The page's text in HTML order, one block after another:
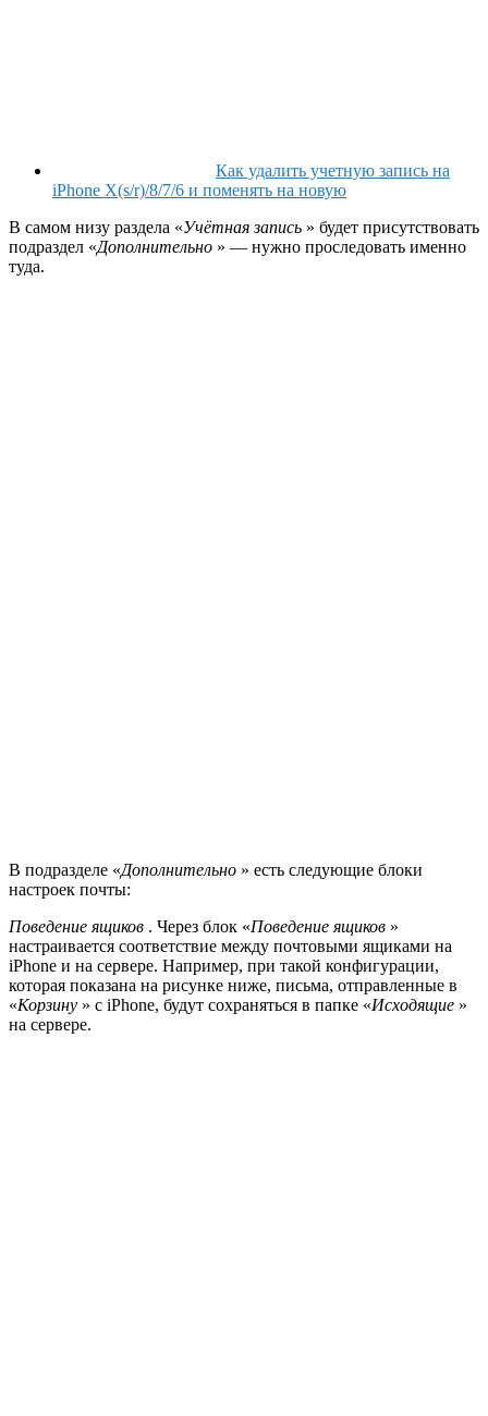
Как удалить учетную запись на
iPhone X(s/r)/8/7/6 и поменять на новую
В самом низу раздела «Учётная запись » будет присутствовать
подраздел «Дополнительно » — нужно проследовать именно
туда.
В подразделе «Дополнительно » есть следующие блоки
настроек почты:
Поведение ящиков . Через блок «Поведение ящиков »
настраивается соответствие между почтовыми ящиками на
iPhone и на сервере. Например, при такой конфигурации,
которая показана на рисунке ниже, письма, отправленные в
«Корзину » с iPhone, будут сохраняться в папке «Исходящие »
на сервере.